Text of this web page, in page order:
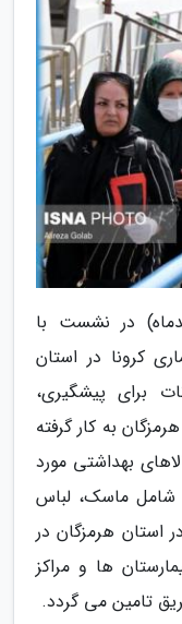
شب گذشته(17 اسفندماه) در نشست با
کرونا در استان
برای پیشگیری،
به کار گرفته
بهداشتی مورد
شامل ماسک، لباس
هرمزگان در
ها و مراکز
تامین می گردد.